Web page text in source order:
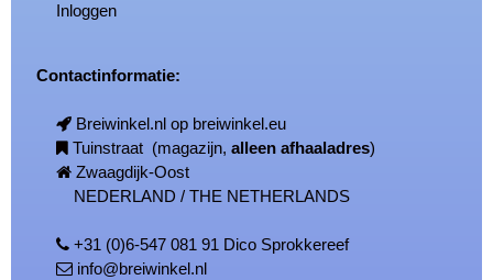
Inloggen
Contactinformatie:
Breiwinkel.nl op breiwinkel.eu
Tuinstraat (magazijn,alleen afhaaladres)
Zwaagdijk-Oost
NEDERLAND / THE NETHERLANDS
+31 (0)6-547 081 91 Dico Sprokkereef
info@breiwinkel.nl